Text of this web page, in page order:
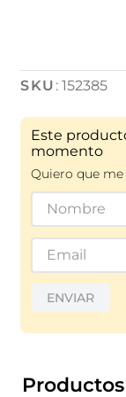
:152385
Este
momento
Quiero que
ENVIAR